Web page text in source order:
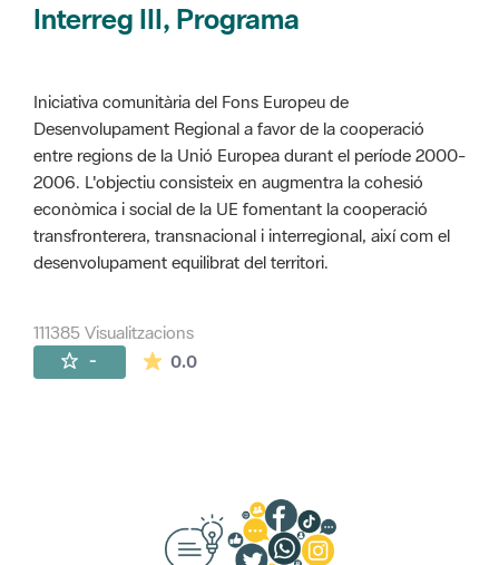
Interreg III, Programa
Iniciativa comunitària del Fons Europeu de
Desenvolupament Regional a favor de la cooperació
entre regions de la Unió Europea durant el període 2000-
2006. L'objectiu consisteix en augmentra la cohesió
econòmica i social de la UE fomentant la cooperació
transfronterera, transnacional i interregional, així com el
desenvolupament equilibrat del territori.
111385 Visualitzacions
- 0.0La mitjana de les valoracions és de 0